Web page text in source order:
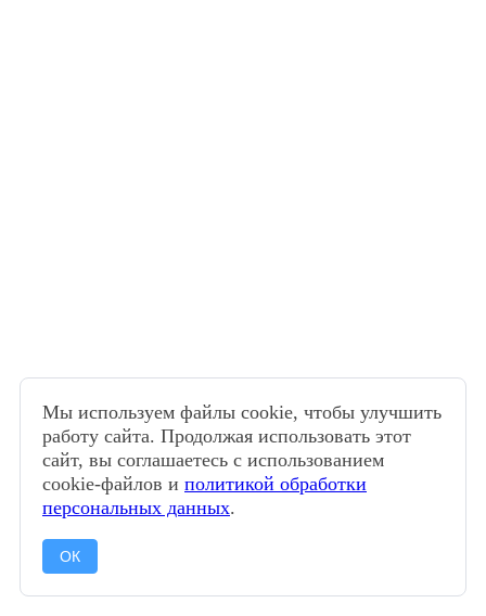
Мы используем файлы cookie, чтобы улучшить
работу сайта. Продолжая использовать этот
сайт, вы соглашаетесь с использованием
cookie-файлов и политикой обработки
персональных данных.
ОК